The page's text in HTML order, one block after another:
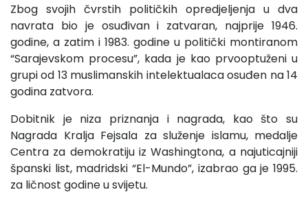
Zbog svojih čvrstih političkih opredjeljenja u dva
navrata bio je osuđivan i zatvaran, najprije 1946.
godine, a zatim i 1983. godine u politički montiranom
“Sarajevskom procesu”, kada je kao prvooptuženi u
grupi od 13 muslimanskih intelektualaca osuđen na 14
godina zatvora.
Dobitnik je niza priznanja i nagrada, kao što su
Nagrada Kralja Fejsala za služenje islamu, medalje
Centra za demokratiju iz Washingtona, a najuticajniji
španski list, madridski “El-Mundo”, izabrao ga je 1995.
za ličnost godine u svijetu.